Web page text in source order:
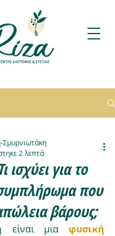
ισχύει για το
που
βάρους;
Σμυρνιωτάκη
2 λεπτά
είναι μια
φυσική